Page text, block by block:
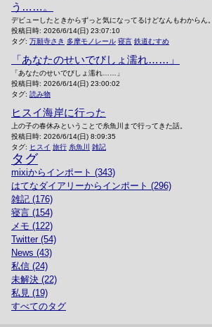
う……。
デビューしたときからずっと気になってるけどなんもわからん。
投稿日時: 2026/6/14(日) 23:07:10
タグ: 万願寺さき 多摩モノレール 寝言 鉄道むすめ
「あなたのせいでびしょ濡れ……」
「あなたのせいでびしょ濡れ……」
投稿日時: 2026/6/14(日) 23:00:02
タグ: 読み物
ヒスイ海岸に行った
上の子の春休みということで糸魚川まで行ってきた話。
投稿日時: 2026/6/14(日) 8:09:35
タグ: ヒスイ 旅行 糸魚川 雑記
タグ
mixiからインポート (343)
はてなダイアリーからインポート (296)
雑記 (176)
寝言 (154)
メモ (122)
Twitter (54)
News (43)
私信 (24)
未解決 (22)
私見 (19)
すべてのタグ